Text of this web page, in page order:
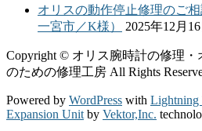
オリスの動作停止修理のご
一宮市／K様）
2025年12月16
Copyright © オリス腕時計の修理・
のための修理工房 All Rights
Powered by WordPress with Lightning
Expansion Unit by Vektor,Inc.